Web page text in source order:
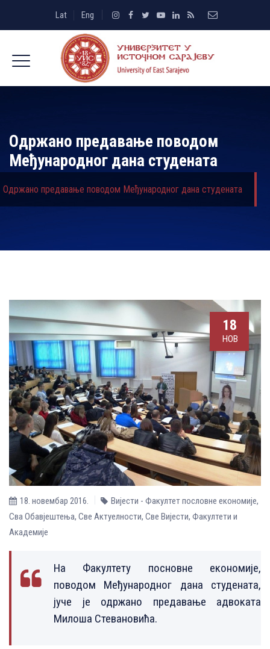
Lat Eng
Одржано предавање поводом
Међународног дана студената
Одржано предавање поводом Међународног дана студената
18
НОВ
18. новембар 2016. Вијести - Факултет пословне економије,
Сва Обавјештења, Све Aктуелности, Све Вијести, Факултети и
Академије
На Факултету посновне економије,
поводом Међународног дана студената,
јуче је одржано предавање адвоката
Милоша Стевановића.